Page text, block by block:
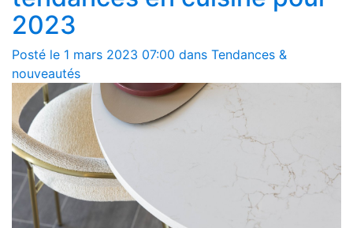
2023
Posté le 1 mars 2023 07:00 dans Tendances &
nouveautés